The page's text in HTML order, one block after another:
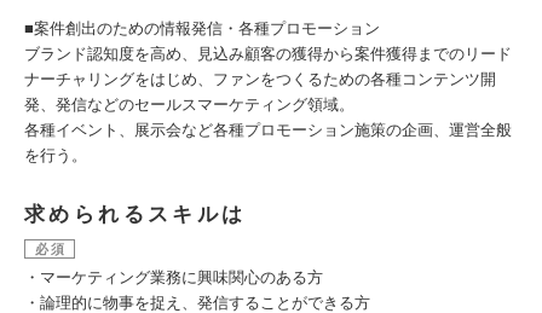
■案件創出のための情報発信・各種プロモーション
ブランド認知度を高め、見込み顧客の獲得から案件獲得までのリード
ナーチャリングをはじめ、ファンをつくるための各種コンテンツ開
発、発信などのセールスマーケティング領域。
各種イベント、展示会など各種プロモーション施策の企画、運営全般
を行う。
求められるスキルは
必須
・マーケティング業務に興味関心のある方
・論理的に物事を捉え、発信することができる方